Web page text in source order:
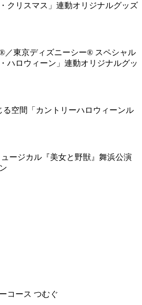
クリスマス」連動オリジナルグッズ
／東京ディズニーシー® スペシャル
ハロウィーン」連動オリジナルグッ
空間「カントリーハロウィーンル
ージカル『美女と野獣』舞浜公演
コース つむぐ